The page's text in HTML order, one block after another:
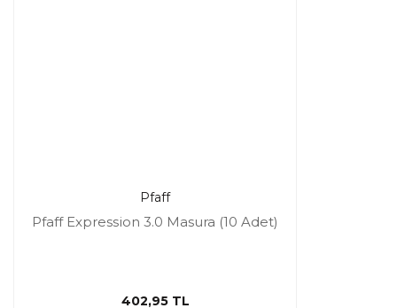
Pfaff
Pfaff Expression 3.0 Masura (10 Adet)
402,95 TL